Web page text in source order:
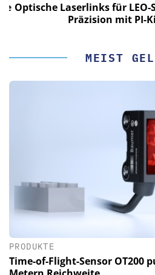
Optische Laserlinks für LEO-
Präzision mit PI-
MEIST
PRODUKTE
Time-of-Flight-Sensor OT200